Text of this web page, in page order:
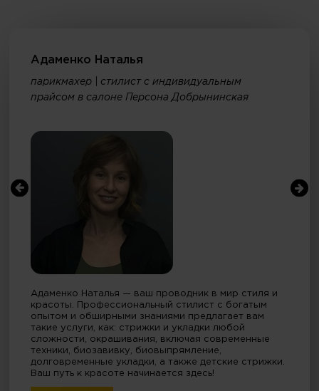
Адаменко Наталья
парикмахер | стилист с индивидуальным
прайсом в салоне Персона Добрынинская
Адаменко Наталья — ваш проводник в мир стиля и
красоты. Профессиональный стилист с богатым
опытом и обширными знаниями предлагает вам
такие услуги, как: стрижки и укладки любой
сложности, окрашивания, включая современные
техники, биозавивку, биовыпрямление,
долговременные укладки, а также детские стрижки.
Ваш путь к красоте начинается здесь!